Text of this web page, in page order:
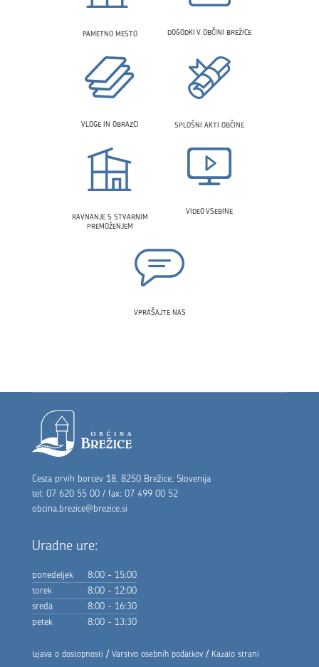
PAMETNO MESTO DOGODKI V OBČINI BREŽICE
VLOGE IN OBRAZCI SPLOŠNI AKTI OBČINE
RAVNANJE S STVARNIM
PREMOŽENJEM
VIDEO VSEBINE
VPRAŠAJTE NAS
Noga strani
Cesta prvih borcev 18, 8250 Brežice, Slovenija
tel: 07 620 55 00 / fax: 07 499 00 52
obcina.brezice@brezice.si
Uradne ure:
ponedeljek
8:00 - 15:00
torek
8:00 - 12:00
sreda
8:00 - 16:30
petek
8:00 - 13:30
Izjava o dostopnosti /Varstvo osebnih podatkov / Kazalo strani